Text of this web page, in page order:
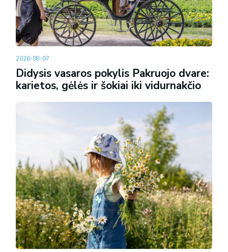
2026-08-07
Didysis vasaros pokylis Pakruojo dvare:
karietos, gėlės ir šokiai iki vidurnakčio